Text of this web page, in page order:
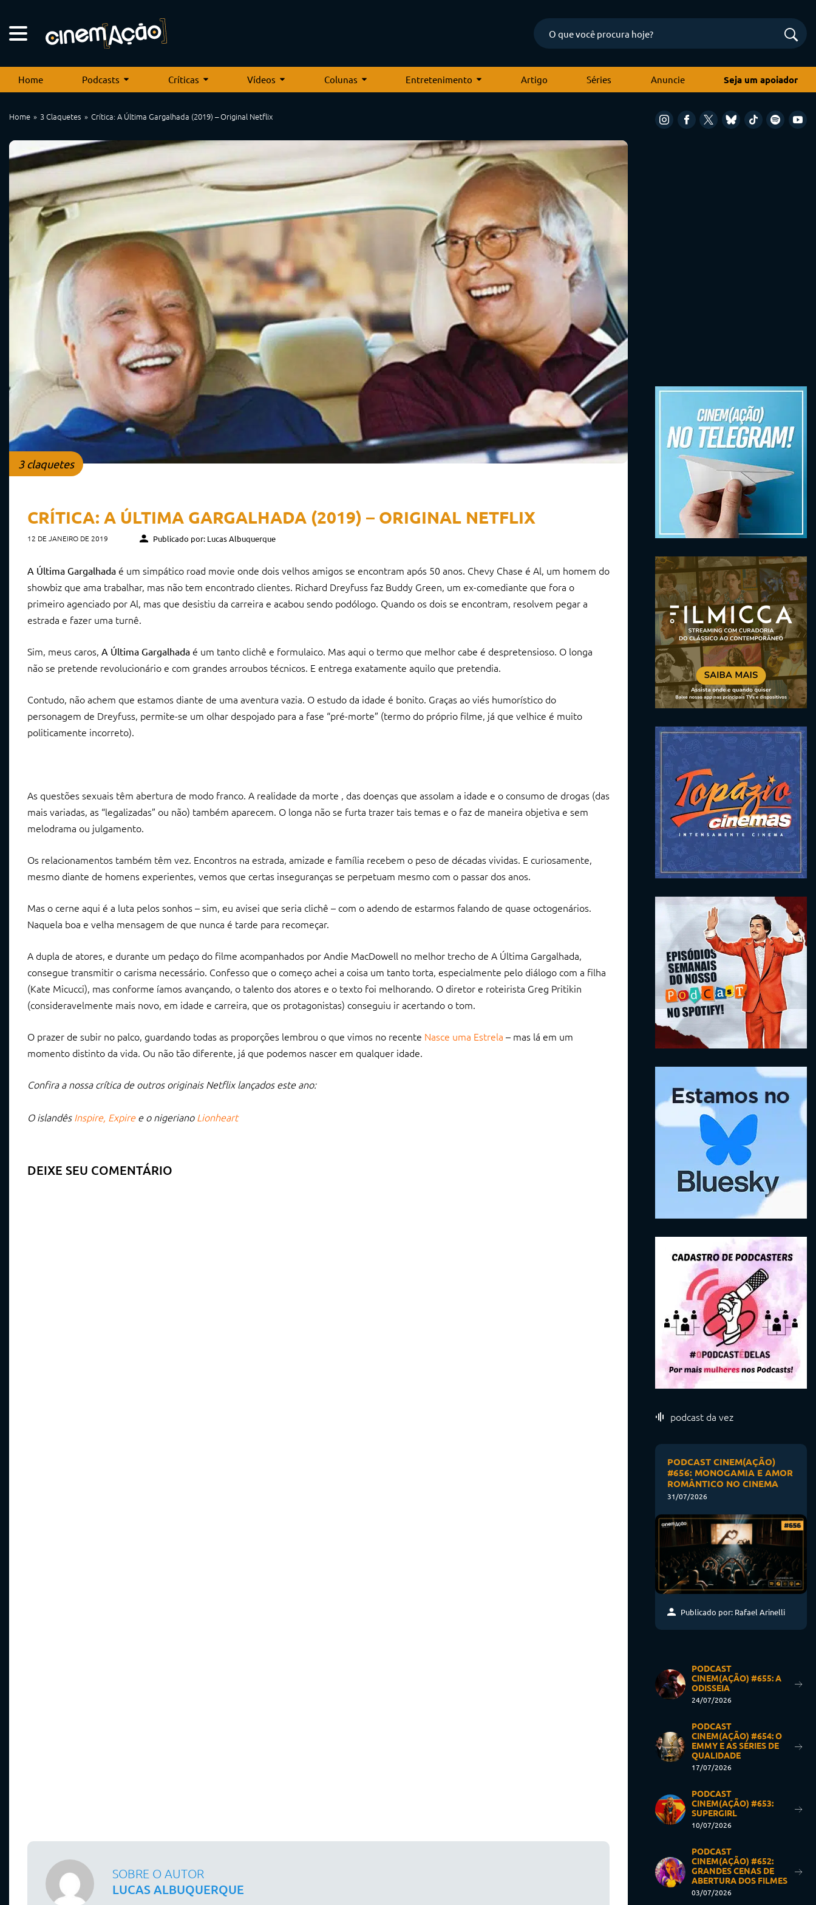
Home Podcasts Críticas Vídeos Colunas Entretenimento Artigo Séries Anuncie Seja um apoiador
Home 3 Claquetes Crítica: A Última Gargalhada (2019) – Original Netflix
3 claquetes
CRÍTICA: A ÚLTIMA GARGALHADA (2019) – ORIGINAL NETFLIX
12 DE JANEIRO DE 2019 Publicado por: Lucas Albuquerque
A Última Gargalhada é um simpático road movie onde dois velhos amigos se encontram após 50 anos. Chevy Chase é Al, um homem do
showbiz que ama trabalhar, mas não tem encontrado clientes. Richard Dreyfuss faz Buddy Green, um ex-comediante que fora o
primeiro agenciado por Al, mas que desistiu da carreira e acabou sendo podólogo. Quando os dois se encontram, resolvem pegar a
estrada e fazer uma turnê.
Sim, meus caros, A Última Gargalhada é um tanto clichê e formulaico. Mas aqui o termo que melhor cabe é despretensioso. O longa
não se pretende revolucionário e com grandes arroubos técnicos. E entrega exatamente aquilo que pretendia.
Contudo, não achem que estamos diante de uma aventura vazia. O estudo da idade é bonito. Graças ao viés humorístico do
personagem de Dreyfuss, permite-se um olhar despojado para a fase “pré-morte” (termo do próprio filme, já que velhice é muito
politicamente incorreto).
As questões sexuais têm abertura de modo franco. A realidade da morte , das doenças que assolam a idade e o consumo de drogas (das
mais variadas, as “legalizadas” ou não) também aparecem. O longa não se furta trazer tais temas e o faz de maneira objetiva e sem
melodrama ou julgamento.
Os relacionamentos também têm vez. Encontros na estrada, amizade e família recebem o peso de décadas vividas. E curiosamente,
mesmo diante de homens experientes, vemos que certas inseguranças se perpetuam mesmo com o passar dos anos.
Mas o cerne aqui é a luta pelos sonhos – sim, eu avisei que seria clichê – com o adendo de estarmos falando de quase octogenários.
Naquela boa e velha mensagem de que nunca é tarde para recomeçar.
A dupla de atores, e durante um pedaço do filme acompanhados por Andie MacDowell no melhor trecho de A Última Gargalhada,
consegue transmitir o carisma necessário. Confesso que o começo achei a coisa um tanto torta, especialmente pelo diálogo com a filha
(Kate Micucci), mas conforme íamos avançando, o talento dos atores e o texto foi melhorando. O diretor e roteirista Greg Pritikin
(consideravelmente mais novo, em idade e carreira, que os protagonistas) conseguiu ir acertando o tom.
O prazer de subir no palco, guardando todas as proporções lembrou o que vimos no recente Nasce uma Estrela – mas lá em um
momento distinto da vida. Ou não tão diferente, já que podemos nascer em qualquer idade.
Confira a nossa crítica de outros originais Netflix lançados este ano:
O islandêsInspire, Expiree o nigerianoLionheart
DEIXE SEU COMENTÁRIO
SOBRE O AUTOR
LUCAS ALBUQUERQUE
podcast da vez
PODCAST CINEM(AÇÃO)
#656: MONOGAMIA E AMOR
ROMÂNTICO NO CINEMA
31/07/2026
Publicado por: Rafael Arinelli
PODCAST
CINEM(AÇÃO) #655: A
ODISSEIA
24/07/2026
PODCAST
CINEM(AÇÃO) #654: O
EMMY E AS SÉRIES DE
QUALIDADE
17/07/2026
PODCAST
CINEM(AÇÃO) #653:
SUPERGIRL
10/07/2026
PODCAST
CINEM(AÇÃO) #652:
GRANDES CENAS DE
ABERTURA DOS FILMES
03/07/2026